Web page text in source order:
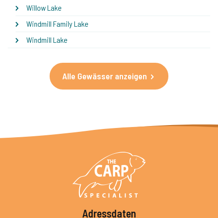
Willow Lake
Windmill Family Lake
Windmill Lake
Alle Gewässer anzeigen
Adressdaten